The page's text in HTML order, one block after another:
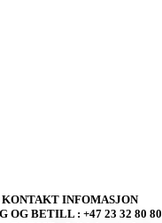
KONTAKT INFOMASJON
OG BETILL : +47 23 32 80 80